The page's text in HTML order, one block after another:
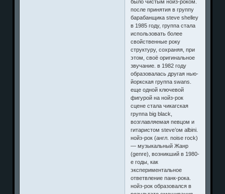
было чистым нойз-роком.
после принятия в группу
барабанщика steve shelley
в 1985 году, группа стала
использовать более
свойственные року
структуру, сохраняя, при
этом, своё оригинальное
звучание. в 1982 году
образовалась другая нью-
йоркская группа swans.
еще одной ключевой
фигурой на нойз-рок
сцене стала чикагская
группа big black,
возглавляемая певцом и
гитаристом steve’ом albini.
нойз-рок (англ. noise rock)
— музыкальный Жанр
(genre), возникший в 1980-
е годы, как
экспериментальное
ответвление панк-рока.
нойз-рок образовался в